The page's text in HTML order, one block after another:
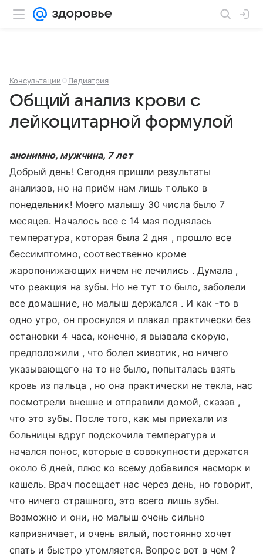
Консультации Педиатрия
Общий анализ крови с
лейкоцитарной формулой
анонимно, мужчина, 7 лет
Добрый день! Сегодня пришли результаты
анализов, но на приём нам лишь только в
понедельник! Моего малышу 30 числа было 7
месяцев. Началось все с 14 мая поднялась
температура, которая была 2 дня , прошло все
бессимптомно, соотвественно кроме
жаропонижающих ничем не лечились . Думала ,
что реакция на зубы. Но не тут то было, заболели
все домашние, но малыш держался . И как -то в
одно утро, он проснулся и плакал практически без
остановки 4 часа, конечно, я вызвала скорую,
предположили , что болел животик, но ничего
указывающего на то не было, попыталась взять
кровь из пальца , но она практически не текла, нас
посмотрели внешне и отправили домой, сказав ,
что это зубы. После того, как мы приехали из
больницы вдруг подскочила температура и
начался понос, которые в совокупности держатся
около 6 дней, плюс ко всему добавился насморк и
кашель. Врач посещает нас через день, но говорит,
что ничего страшного, это всего лишь зубы.
Возможно и они, но малыш очень сильно
капризничает, и очень вялый, постоянно хочет
спать и быстро утомляется. Вопрос вот в чем ?